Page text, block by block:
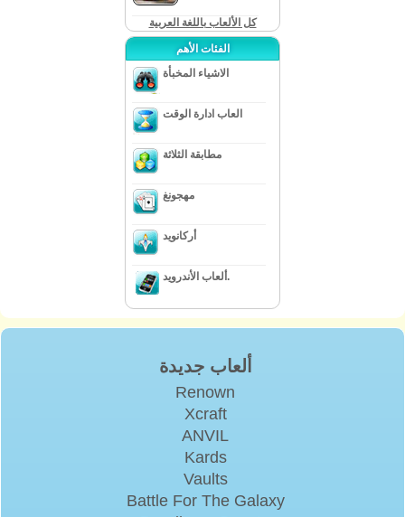
كل الألعاب باللغة العربية
الفئات الأهم
الاشياء المخبأة
العاب ادارة الوقت
مطابقة الثلاثة
مهجونغ
أركانويد
ألعاب الأندرويد.
ألعاب جديدة
Renown
Xcraft
ANVIL
Kards
Vaults
Battle For The Galaxy